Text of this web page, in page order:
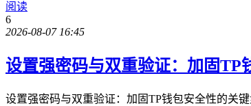
阅读
6
2026-08-07 16:45
设置强密码与双重验证：加固TP
设置强密码与双重验证：加固TP钱包安全性的关